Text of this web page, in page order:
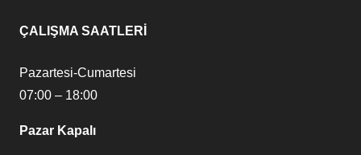
ÇALIŞMA SAATLERİ
Pazartesi-Cumartesi
07:00 – 18:00
Pazar Kapalı